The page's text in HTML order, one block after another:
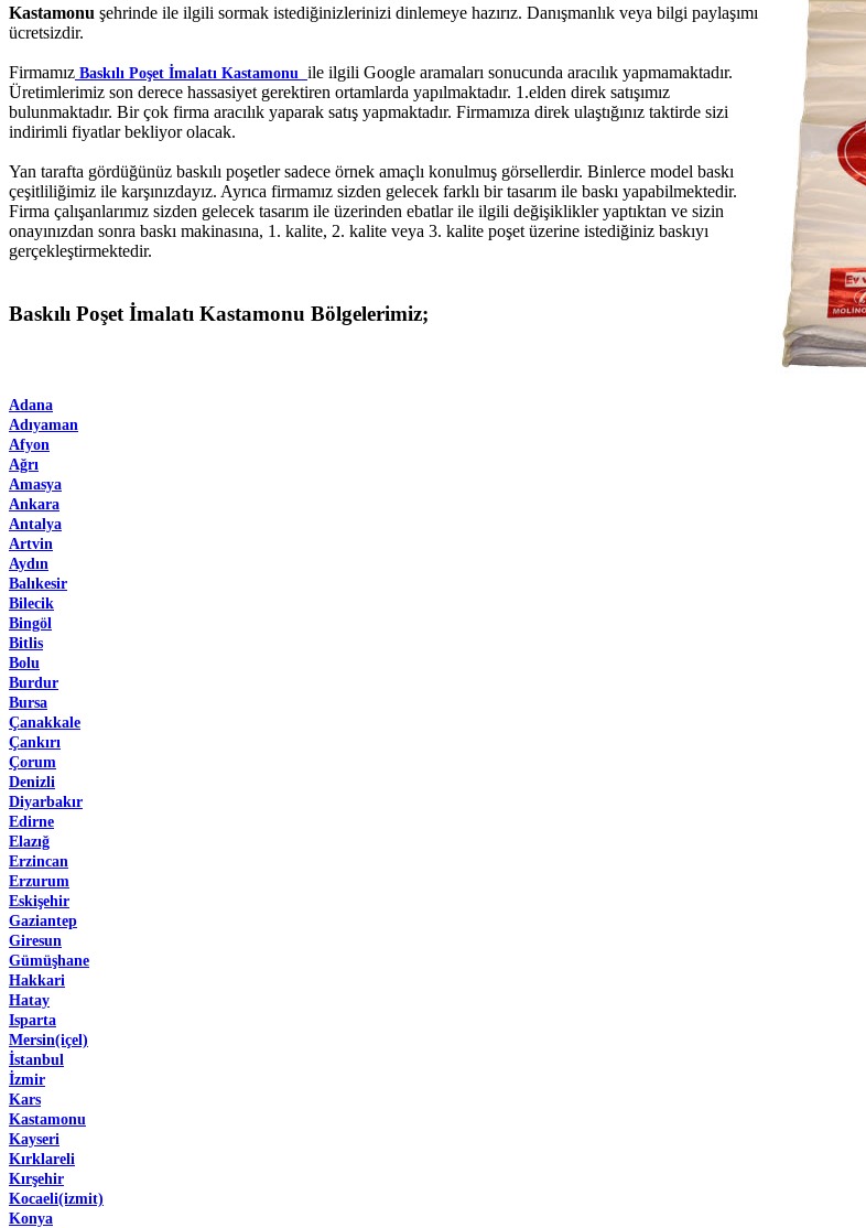
Kastamonu şehrinde ile ilgili sormak istediğinizlerinizi dinlemeye hazırız. Danışmanlık veya bilgi paylaşımı
ücretsizdir.
Firmamız Baskılı Poşet İmalatı Kastamonu ile ilgili Google aramaları sonucunda aracılık yapmamaktadır.
Üretimlerimiz son derece hassasiyet gerektiren ortamlarda yapılmaktadır. 1.elden direk satışımız
bulunmaktadır. Bir çok firma aracılık yaparak satış yapmaktadır. Firmamıza direk ulaştığınız taktirde sizi
indirimli fiyatlar bekliyor olacak.
Yan tarafta gördüğünüz baskılı poşetler sadece örnek amaçlı konulmuş görsellerdir. Binlerce model baskı
çeşitliliğimiz ile karşınızdayız. Ayrıca firmamız sizden gelecek farklı bir tasarım ile baskı yapabilmektedir.
Firma çalışanlarımız sizden gelecek tasarım ile üzerinden ebatlar ile ilgili değişiklikler yaptıktan ve sizin
onayınızdan sonra baskı makinasına, 1. kalite, 2. kalite veya 3. kalite poşet üzerine istediğiniz baskıyı
gerçekleştirmektedir.
Baskılı Poşet İmalatı Kastamonu Bölgelerimiz;
Adana
Adıyaman
Afyon
Ağrı
Amasya
Ankara
Antalya
Artvin
Aydın
Balıkesir
Bilecik
Bingöl
Bitlis
Bolu
Burdur
Bursa
Çanakkale
Çankırı
Çorum
Denizli
Diyarbakır
Edirne
Elazığ
Erzincan
Erzurum
Eskişehir
Gaziantep
Giresun
Gümüşhane
Hakkari
Hatay
Isparta
Mersin(içel)
İstanbul
İzmir
Kars
Kastamonu
Kayseri
Kırklareli
Kırşehir
Kocaeli(izmit)
Konya